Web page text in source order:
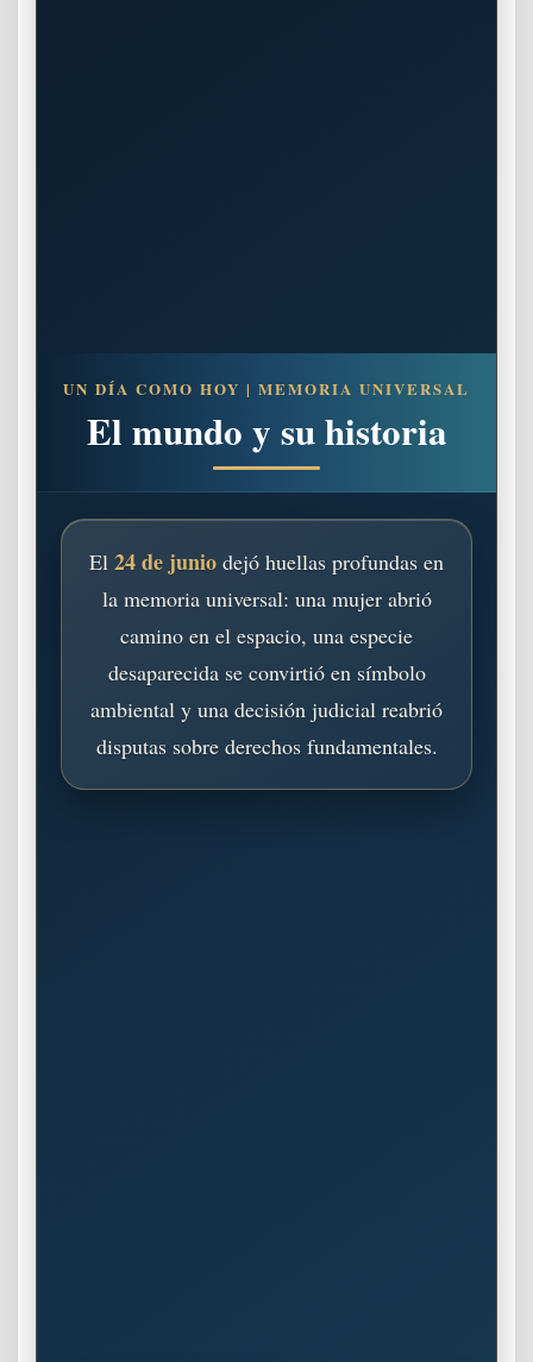
UN DÍA COMO HOY | MEMORIA UNIVERSAL
El mundo y su historia
El 24 de junio dejó huellas profundas en
la memoria universal: una mujer abrió
camino en el espacio, una especie
desaparecida se convirtió en símbolo
ambiental y una decisión judicial reabrió
disputas sobre derechos fundamentales.